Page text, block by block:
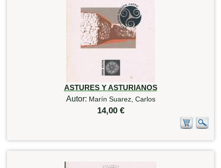
ASTURES Y ASTURIANOS
Autor: Marín Suarez, Carlos
14,00 €